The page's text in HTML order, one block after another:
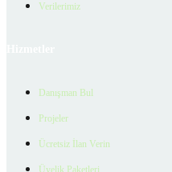
Verilerimiz
Danışman Bul
Projeler
Ücretsiz İlan Verin